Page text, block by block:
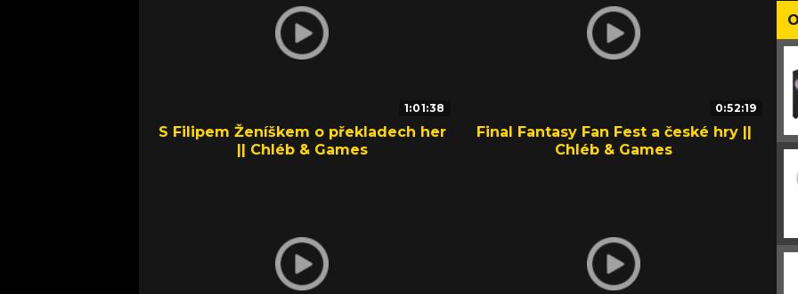
1:01:38
S Filipem Ženíškem o překladech her
|| Chléb & Games
0:52:19
Final Fantasy Fan Fest a české hry ||
Chléb & Games